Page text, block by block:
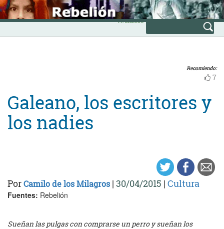
Skip
to
content
INICIO
Avanzada
Recomiendo:
7
Galeano, los escritores y
los nadies
PorCamilo de los Milagros | 30/04/2015 | Cultura
Fuentes: Rebelión
Sueñan las pulgas con comprarse un perro y sueñan los